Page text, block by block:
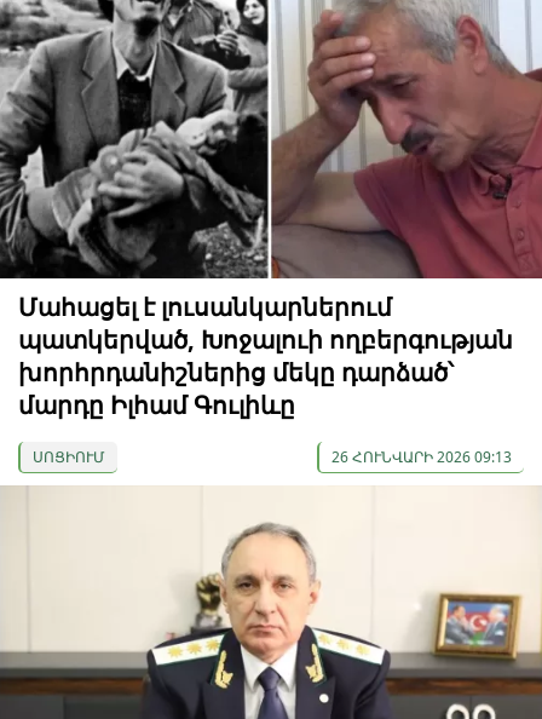
Մահացել է լուսանկարներում
պատկերված, Խոջալուի ողբերգության
խորհրդանիշներից մեկը դարձած՝
մարդը Իլհամ Գուլիևը
ՍՈՑԻՈՒՄ 26 ՀՈՒՆՎԱՐԻ 2026 09:13